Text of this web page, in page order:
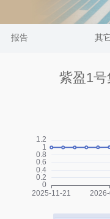
算报告 其
紫盈1号